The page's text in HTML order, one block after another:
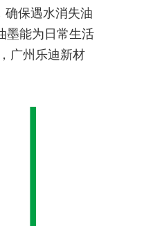
确保遇水消失油
墨能为日常生活
广州乐迪新材